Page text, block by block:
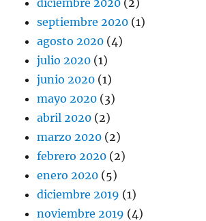
septiembre 2020 (1)
agosto 2020 (4)
julio 2020 (1)
junio 2020 (1)
mayo 2020 (3)
abril 2020 (2)
marzo 2020 (2)
febrero 2020 (2)
enero 2020 (5)
diciembre 2019 (1)
noviembre 2019 (4)